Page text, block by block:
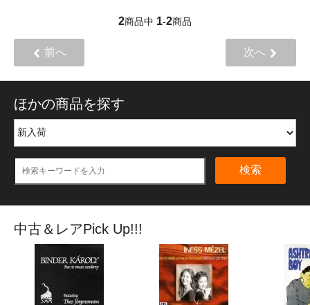
2商品中 1-2商品
前へ 次へ
ほかの商品を探す
検索
中古＆レアPick Up!!!